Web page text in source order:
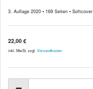
3. Auflage 2020 ▪ 169 Seiten ▪ Softcover
22,00 €
inkl. MwSt. zzgl. Versandkosten